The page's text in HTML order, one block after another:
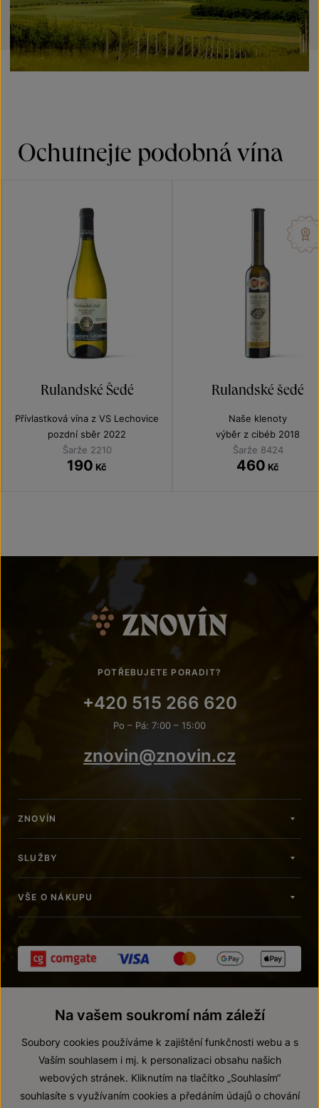
Ochutnejte podobná vína
Rulandské Šedé
Přívlastková vína z VS Lechovice
pozdní sběr 2022
Šarže 2210
190 Kč
Rulandské šedé
Naše klenoty
výběr z cibéb 2018
Šarže 8424
460 Kč
POTŘEBUJETE PORADIT?
+420 515 266 620
Po – Pá: 7:00 – 15:00
znovin@znovin.cz
ZNOVÍN
SLUŽBY
VŠE O NÁKUPU
© 2026 ZNOVÍN ZNOJMO, a. s.
Na vašem soukromí nám záleží
Soubory cookies používáme k zajištění funkčnosti webu a s
Vaším souhlasem i mj. k personalizaci obsahu našich
webových stránek. Kliknutím na tlačítko „Souhlasím“
souhlasíte s využívaním cookies a předáním údajů o chování